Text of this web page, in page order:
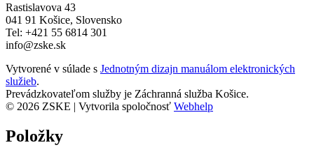
Rastislavova 43
041 91 Košice, Slovensko
Tel: +421 55 6814 301
info@zske.sk
Vytvorené v súlade s Jednotným dizajn manuálom elektronických
služieb.
Prevádzkovateľom služby je Záchranná služba Košice.
© 2026 ZSKE | Vytvorila spoločnosť Webhelp
Položky